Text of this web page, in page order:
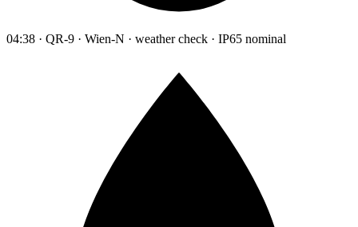
04:38 · QR-9 · Wien-N · weather check · IP65 nominal